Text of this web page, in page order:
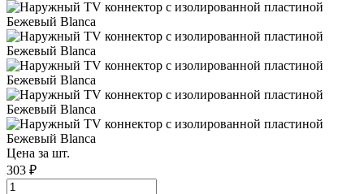
Цена за шт.
303 ₽